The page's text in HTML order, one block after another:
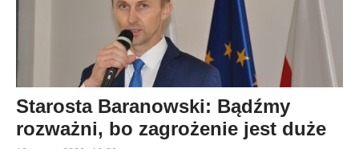
Starosta Baranowski: Bądźmy
rozważni, bo zagrożenie jest duże